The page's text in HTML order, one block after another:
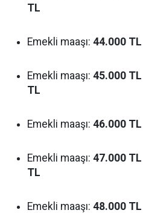
TL
Emekli maaşı: 44.000 TL
Emekli maaşı: 45.000 TL
TL
Emekli maaşı: 46.000 TL
Emekli maaşı: 47.000 TL
TL
Emekli maaşı: 48.000 TL